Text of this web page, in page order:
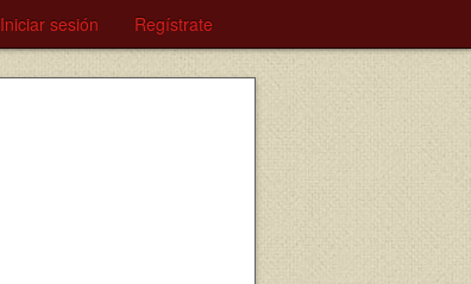
Iniciar sesión Regístrate